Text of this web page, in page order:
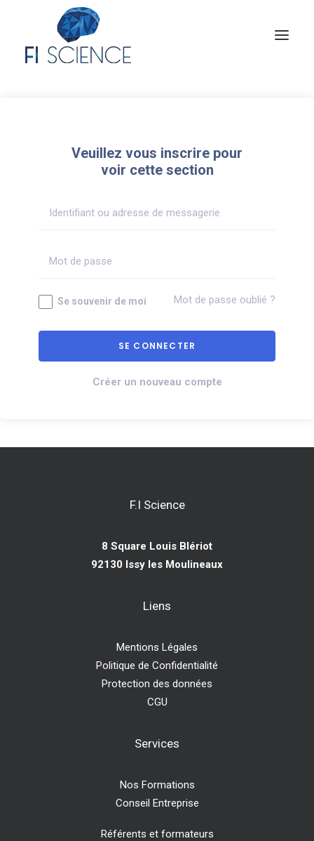
Veuillez vous inscrire pour
voir cette section
Se souvenir de moi Mot de passe oublié ?
Créer un nouveau compte
F.I Science
8 Square Louis Blériot
92130 Issy les Moulineaux
Liens
Mentions Légales
Politique de Confidentialité
Protection des données
CGU
Services
Nos Formations
Conseil Entreprise
Référents et formateurs